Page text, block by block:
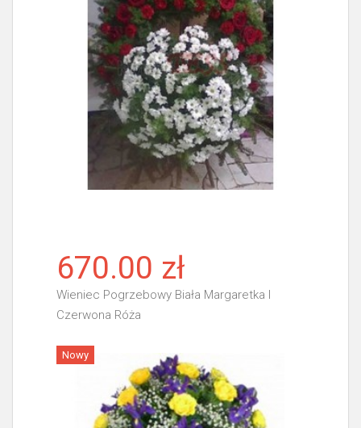
670.00 zł
Wieniec Pogrzebowy Biała Margaretka I
Czerwona Róża
Więcej
Nowy